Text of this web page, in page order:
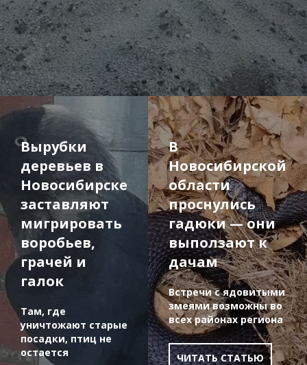
Вырубки
деревьев в
Новосибирске
заставляют
мигрировать
воробьев,
грачей и
галок
Там, где
уничтожают старые
посадки, птиц не
остается
В
Новосибирской
области
проснулись
гадюки — они
выползают к
дачам
Встречи с ядовитыми
змеями возможны во
всех районах региона
ЧИТАТЬ СТАТЬЮ